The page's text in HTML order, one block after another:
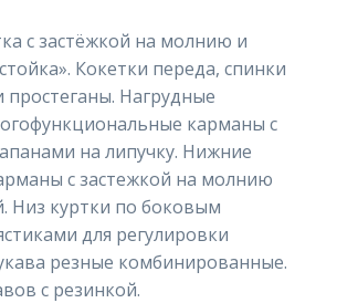
с застёжкой на молнию и
Кокетки переда, спинки
простеганы. Нагрудные
карманы с
на липучку. Нижние
с застежкой на молнию
Низ куртки по боковым
для регулировки
резные комбинированные.
с резинкой.